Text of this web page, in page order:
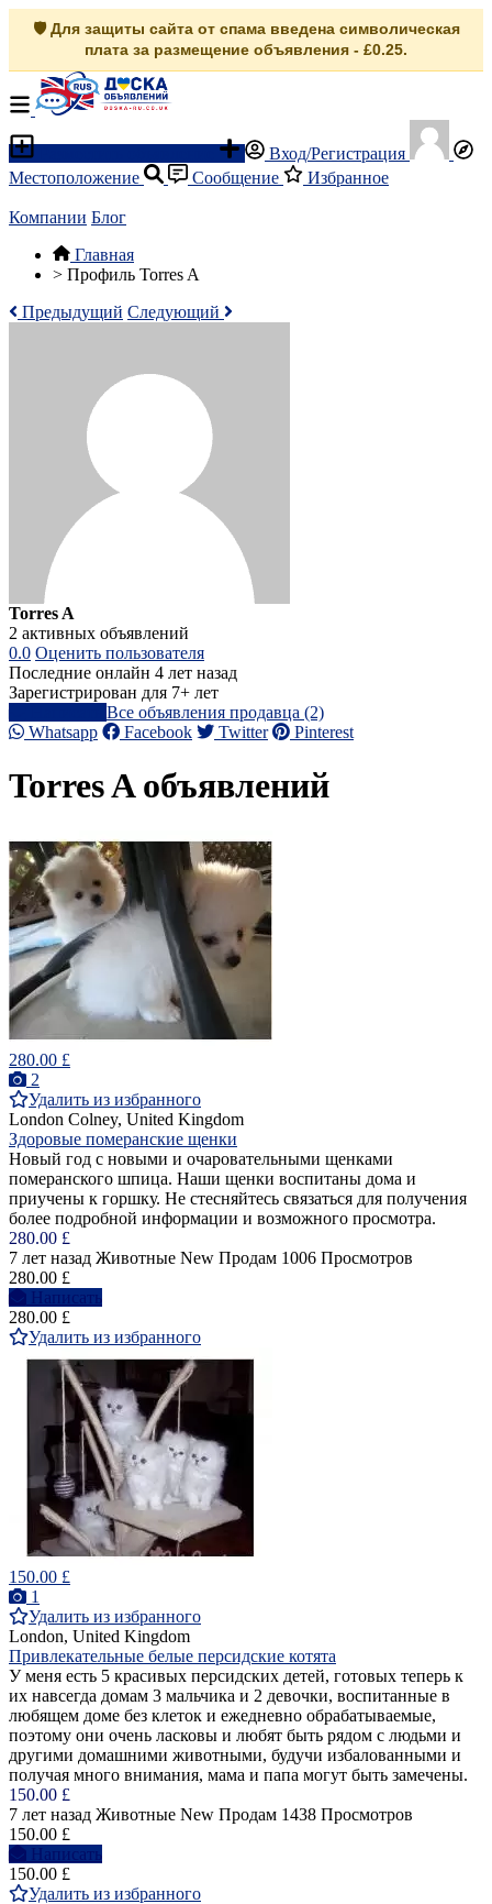
🛡️ Для защиты сайта от спама введена символическая
плата за размещение объявления - £0.25.
Вход/Регистрация
Местоположение
Сообщение Избранное
Компании Блог
Главная
> Профиль Torres A
Предыдущий Следующий
Torres A
2 активных объявлений
0.0 Оценить пользователя
Последние онлайн 4 лет назад
Зарегистрирован для 7+ лет
Все объявления продавца (2)
Whatsapp
Facebook Twitter Pinterest
Torres A объявлений
280.00 £
2
Удалить из избранного
London Colney, United Kingdom
Здоровые померанские щенки
Новый год с новыми и очаровательными щенками
померанского шпица. Наши щенки воспитаны дома и
приучены к горшку. Не стесняйтесь связаться для получения
более подробной информации и возможного просмотра.
280.00 £
7 лет назад Животные New Продам 1006 Просмотров
280.00 £
Написать
280.00 £
Удалить из избранного
150.00 £
1
Удалить из избранного
London, United Kingdom
Привлекательные белые персидские котята
У меня есть 5 красивых персидских детей, готовых теперь к
их навсегда домам 3 мальчика и 2 девочки, воспитанные в
любящем доме без клеток и ежедневно обрабатываемые,
поэтому они очень ласковы и любят быть рядом с людьми и
другими домашними животными, будучи избалованными и
получая много внимания, мама и папа могут быть замечены.
150.00 £
7 лет назад Животные New Продам 1438 Просмотров
150.00 £
Написать
150.00 £
Удалить из избранного